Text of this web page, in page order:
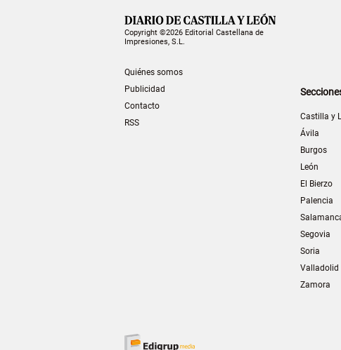
Copyright ©2026 Editorial Castellana de
Impresiones, S.L.
Quiénes somos
Publicidad
Contacto
RSS
Castilla y
Ávila
Burgos
León
El Bierzo
Palencia
Segovia
Soria
Valladolid
Zamora